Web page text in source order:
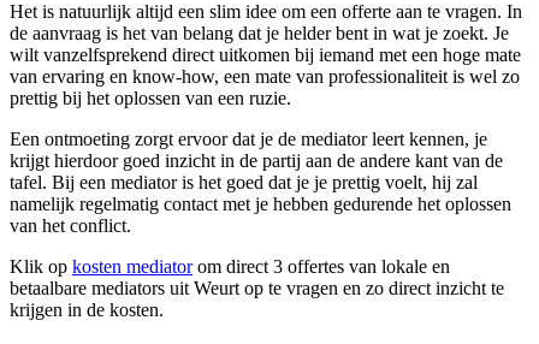
Het is natuurlijk altijd een slim idee om een offerte aan te vragen. In
de aanvraag is het van belang dat je helder bent in wat je zoekt. Je
wilt vanzelfsprekend direct uitkomen bij iemand met een hoge mate
van ervaring en know-how, een mate van professionaliteit is wel zo
prettig bij het oplossen van een ruzie.
Een ontmoeting zorgt ervoor dat je de mediator leert kennen, je
krijgt hierdoor goed inzicht in de partij aan de andere kant van de
tafel. Bij een mediator is het goed dat je je prettig voelt, hij zal
namelijk regelmatig contact met je hebben gedurende het oplossen
van het conflict.
Klik op kosten mediatorom direct 3 offertes van lokale en
betaalbare mediators uit Weurt op te vragen en zo direct inzicht te
krijgen in de kosten.